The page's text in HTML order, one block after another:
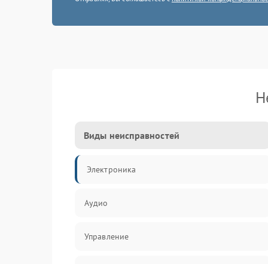
Виды неисправностей
Электроника
Аудио
Управление